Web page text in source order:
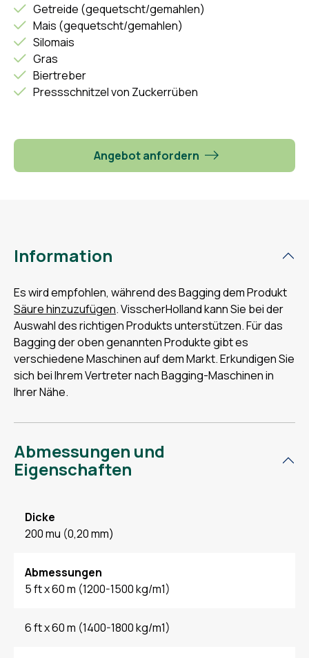
Getreide (gequetscht/gemahlen)
Mais (gequetscht/gemahlen)
Silomais
Gras
Biertreber
Pressschnitzel von Zuckerrüben
Angebot anfordern
Information
Es wird empfohlen, während des Bagging dem Produkt
Säure hinzuzufügen. VisscherHolland kann Sie bei der
Auswahl des richtigen Produkts unterstützen. Für das
Bagging der oben genannten Produkte gibt es
verschiedene Maschinen auf dem Markt. Erkundigen Sie
sich bei Ihrem Vertreter nach Bagging-Maschinen in
Ihrer Nähe.
Abmessungen und
Eigenschaften
Dicke
200 mu (0,20 mm)
Abmessungen
5 ft x 60 m (1200-1500 kg/m1)
6 ft x 60 m (1400-1800 kg/m1)